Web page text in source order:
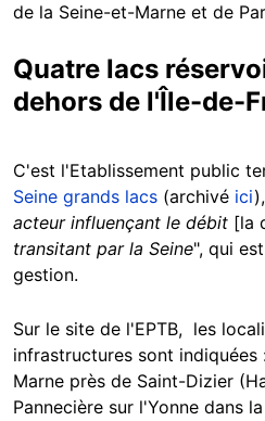
de la Seine-et-Marne et de
Quatre lacs
dehors de l'Île-de-
C'est l'Etablissement public
Seine grands lacs (archivé ici
acteur influençant le débit [la
transitant par la Seine", qui
gestion.
Sur le site de l'EPTB, les
infrastructures sont indiquées
Marne près de Saint-Dizier
Pannecière sur l'Yonne dans